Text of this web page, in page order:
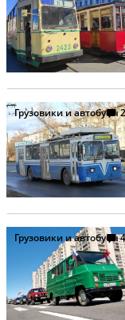
Грузовики и автобусы
Грузовики и автобусы